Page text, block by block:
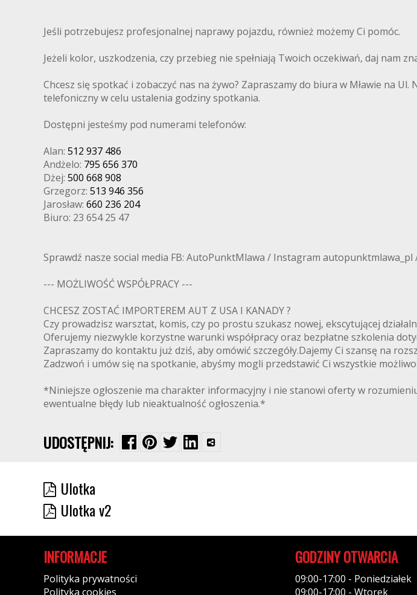
Jeśli potrzebujesz profesjonalnej naprawy pojazdu, również możemy Ci pomóc.
Jeżeli kolor, uszkodzenia, czy przebieg nie spełniają Twoich oczekiwań, daj nam
Chcesz się spotkać i zobaczyć nas na żywo? Zapraszamy do biura w Mławie na
telefoniczny w celu ustalenia godziny spotkania.
Dostępni jesteśmy pod numerami telefonów:
Alan: 512 937 486
Andżelo: 795 656 370
Dżej: 500 668 908
Grzegorz: 513 946 356
Jarosław: 660 236 204
Biuro: 23 654 25 47
Sprawdź nasze social media FB: AutoPunktMlawa / Instagram
--- MOŻLIWOŚĆ WSPÓŁPRACY ---
CHCESZ ZOSTAĆ IMPORTEREM AUT Z USA I KANADY ?
Czy prowadzisz warsztat, komis, czy po prostu szukasz nowej, ekscytującej
Oferujemy niezwykle korzystne warunki współpracy oraz bezpłatne szkolenia
Zapraszamy do kontaktu już dziś, aby omówić szczegóły.Dajemy Ci szansę na
Zadzwoń i umów się na spotkanie, abyśmy mogli przedstawić Ci wszystkie
*Niniejsze ogłoszenie ma charakter informacyjny i nie stanowi oferty w
ewentualne błędy lub nieaktualność ogłoszenia.*
UDOSTĘPNIJ:
Ulotka
Ulotka v2
INFORMACJE
Polityka prywatności
Polityka cookies
GODZINY OTWARCIA
09:00-17:00 - Poniedziałek
09:00-17:00 - Wtorek